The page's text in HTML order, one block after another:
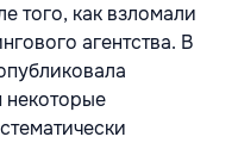
того, как взломали
агентства. В
некоторые